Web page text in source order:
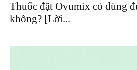
Thuốc đặt Ovumix có dùng
không? [Lời...